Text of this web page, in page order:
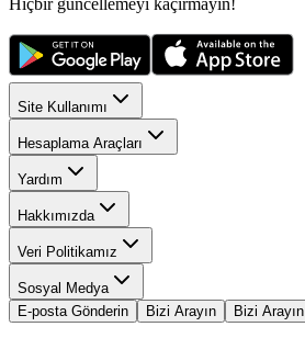
Site Kullanımı
Hesaplama Araçları
Yardım
Hakkımızda
Veri Politikamız
Sosyal Medya
E-posta Gönderin
Bizi Arayın Bizi Arayın